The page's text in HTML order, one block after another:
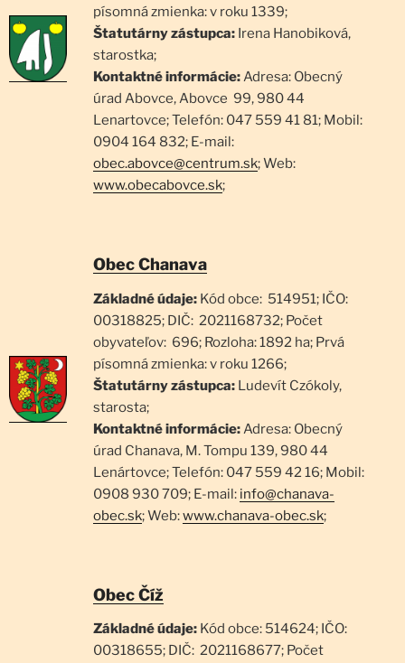
písomná zmienka: v roku 1339;
Štatutárny zástupca: Irena Hanobiková,
starostka;
Kontaktné informácie:Adresa: Obecný
úrad Abovce, Abovce 99, 980 44
Lenartovce; Telefón: 047 559 41 81; Mobil:
0904 164 832; E-mail:
obec.abovce@centrum.sk; Web:
www.obecabovce.sk;
Obec Chanava
Základné údaje: Kód obce: 514951; IČO:
00318825; DIČ: 2021168732; Počet
obyvateľov: 696; Rozloha: 1892 ha; Prvá
písomná zmienka: v roku 1266;
Štatutárny zástupca: Ludevít Czókoly,
starosta;
Kontaktné informácie: Adresa: Obecný
úrad Chanava, M. Tompu 139, 980 44
Lenártovce; Telefón: 047 559 42 16; Mobil:
0908 930 709; E-mail: info@chanava-
obec.sk; Web:www.chanava-obec.sk;
Obec Číž
Základné údaje: Kód obce: 514624; IČO:
00318655; DIČ: 2021168677; Počet